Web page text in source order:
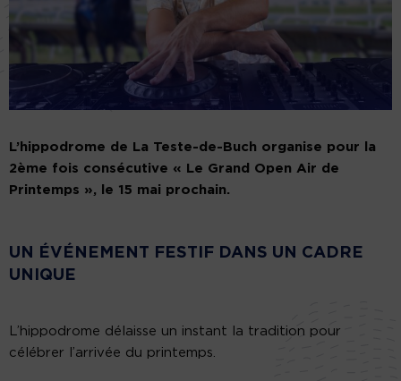
L’hippodrome de La Teste-de-Buch organise pour la
2ème fois consécutive « Le Grand Open Air de
Printemps », le 15 mai prochain.
UN ÉVÉNEMENT FESTIF DANS UN CADRE
UNIQUE
L’hippodrome délaisse un instant la tradition pour
célébrer l’arrivée du printemps.